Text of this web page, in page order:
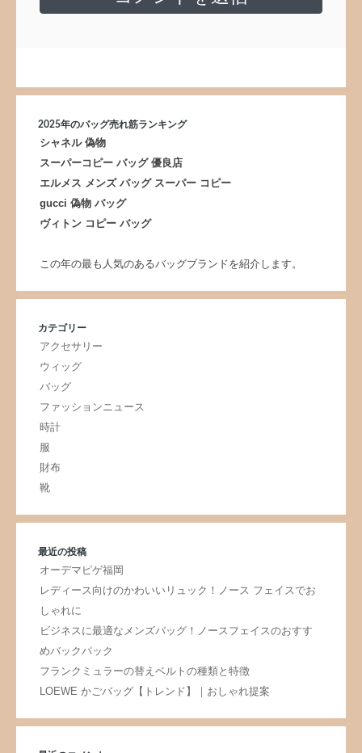
2025年のバッグ売れ筋ランキング
シャネル 偽物
スーパーコピー バッグ 優良店
エルメス メンズ バッグ スーパー コピー
gucci 偽物 バッグ
ヴィトン コピー バッグ
この年の最も人気のあるバッグブランドを紹介します。
カテゴリー
アクセサリー
ウィッグ
バッグ
ファッションニュース
時計
服
財布
靴
最近の投稿
オーデマピゲ福岡
レディース向けのかわいいリュック！ノース フェイスでお
しゃれに
ビジネスに最適なメンズバッグ！ノースフェイスのおすす
めバックパック
フランクミュラーの替えベルトの種類と特徴
LOEWE かごバッグ【トレンド】｜おしゃれ提案